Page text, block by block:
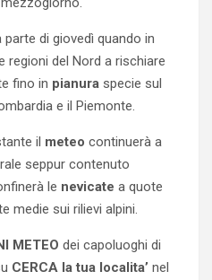
di giovedì quando in
regioni del Nord a rischiare
fino in pianura specie sul
e il Piemonte.
il meteo continuerà a
seppur contenuto
le nevicate a quote
medie sui rilievi alpini.
METEO dei capoluoghi di
CERCA la tua localita’ nel